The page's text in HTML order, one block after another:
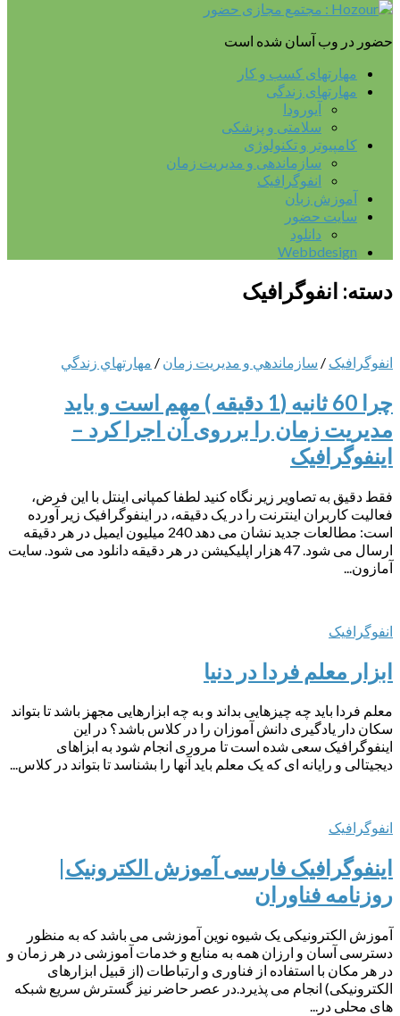
حضور در وب آسان شده است
مهارتهای کسب و کار
مهارتهای زندگی
آیورودا
سلامتی و پزشکی
کامپیوتر و تکنولوژی
سازماندهی و مدیریت زمان
انفوگرافیک
آموزش زبان
سایت حضور
دانلود
Webbdesign
دسته: انفوگرافیک
انفوگرافیک / سازماندهي و مديريت زمان / مهارتهاي زندگي
چرا 60 ثانیه (1 دقیقه ) مهم است و باید
مدیریت زمان را برروی آن اجرا کرد –
اینفوگرافیک
فقط دقیق به تصاویر زیر نگاه کنید لطفا کمپانی اینتل با این فرض،
فعالیت کاربران اینترنت را در یک دقیقه، در اینفوگرافیک زیر آورده
است: مطالعات جدید نشان می دهد 240 میلیون ایمیل در هر دقیقه
ارسال می شود. 47 هزار اپلیکیشن در هر دقیقه دانلود می شود. سایت
آمازون...
انفوگرافیک
ابزار معلم فردا در دنیا
معلم فردا باید چه چیزهایی بداند و به چه ابزارهایی مجهز باشد تا بتواند
سکان دار یادگیری دانش آموزان را در کلاس باشد؟ در این
اینفوگرافیک سعی شده است تا مروری انجام شود به ابزاهای
دیجیتالی و رایانه ای که یک معلم باید آنها را بشناسد تا بتواند در کلاس...
انفوگرافیک
اینفوگرافیک فارسی آموزش الکترونیک|
روزنامه فناوران
آموزش الکترونیکی یک شیوه نوین آموزشی می باشد که به منظور
دسترسی آسان و ارزان همه به منابع و خدمات آموزشی در هر زمان و
در هر مکان با استفاده از فناوری و ارتباطات (از قبیل ابزارهای
الکترونیکی) انجام می پذیرد.در عصر حاضر نیز گسترش سریع شبکه
های محلی در...